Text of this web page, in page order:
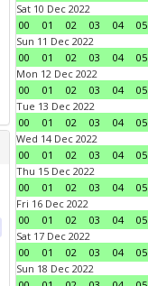
Sat 10 Dec 2022
00
01 02 03 04 05
Sun 11 Dec 2022
00
01 02 03 04 05
Mon 12 Dec 2022
00
01 02 03 04 05
Tue 13 Dec 2022
00
01 02 03 04 05
Wed 14 Dec 2022
00
01 02 03 04 05
Thu 15 Dec 2022
00
01 02 03 04 05
Fri 16 Dec 2022
00
01 02 03 04 05
Sat 17 Dec 2022
00
01 02 03 04 05
Sun 18 Dec 2022